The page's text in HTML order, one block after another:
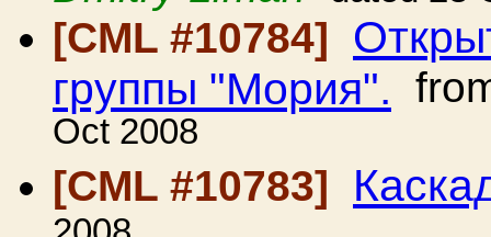
[CML #10784]
группы "Мория".
Oct 2008
[CML #10783]